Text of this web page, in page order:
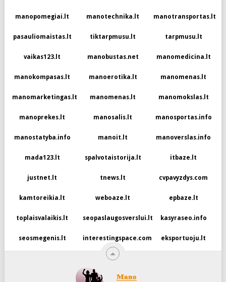
manopomegiai.lt manotechnika.lt manotransportas.lt
pasauliomaistas.lt tiktarpmusu.lt tarpmusu.lt
vaikas123.lt manobustas.net manomedicina.lt
manokompasas.lt manoerotika.lt manomenas.lt
manomarketingas.lt manomenas.lt manomokslas.lt
manoprekes.lt manosalis.lt manosportas.info
manostatyba.info manoit.lt manoverslas.info
mada123.lt spalvotaistorija.lt itbaze.lt
justnet.lt tnews.lt cvpavyzdys.com
kamtoreikia.lt weboaze.lt epbaze.lt
toplaisvalaikis.lt seopaslaugosverslui.lt kasyraseo.info
seosmegenis.lt interestingspace.com eksportuoju.lt